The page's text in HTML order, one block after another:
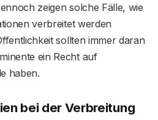
zeigen solche Fälle, wie
verbreitet werden
sollten immer daran
ein Recht auf
haben.
bei der Verbreitung